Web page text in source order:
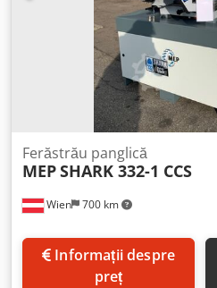
Wien 700 km
Ferăstrău panglică
MEPSHARK 332-1 CCS
preț